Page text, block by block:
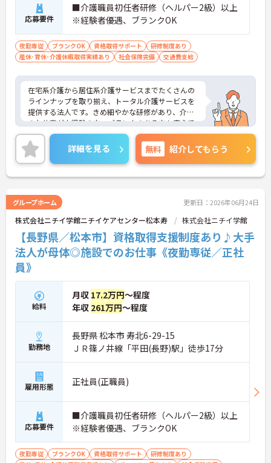
リアアップ制度や、就業後の資格取得を積極的にサ
ポートする体制が整っています。
＜大手・日本生命グループだからこその安定感＞
「全国約1,900カ所を展開し、日本生命グループに
加わった大手企業ならではのコンプライアンスと福
利厚生の充実度が安心の決め手です。基本給に加え
て最大2万円の勤続年数手当や、早朝・夜間・深夜
手当等も支給されるので頑張りが収入に直結しま
す。退職金や退職慰労金制度も整っているため、年
齢を重ねても将来の不安を感じることなく、長く腰
を据えて働き続けられる環境です。
応募要件
■介護職員初任者研修（ヘルパー2級）以上
※経験者優遇、ブランクOK
夜勤専従 ブランクOK 資格取得サポート
研修制度あり
産休･育休･介護休暇取得実績あり
社会保険完備 交通費支給
在宅系介護から居住系介護サービスまでたくさんの
ラインナップを取り揃え、トータル介護サービスを
提供する法人です。きめ細やかな研修があり、介護
のお仕事が未経験の方、ブランクのある方も安心で
す。ご興味ある方には、面接対策ポイントなど、さ
らに詳細をお話しいたしますのでお気軽にご相談く
ださい！
詳細を見る 無料 紹介してもらう
グループホーム 更新日：2026年06月24日
株式会社ニチイ学館ニチイケアセンター松本寿 株式会社ニチイ学館
【長野県／松本市】資格取得支援制度あり♪大手
法人が母体◎施設でのお仕事《夜勤専従／正社
員》
給料
月収 17.2万円～程度
年収 261万円～程度
勤務地
長野県 松本市 寿北6-29-15
ＪＲ篠ノ井線「平田(長野)駅」徒歩17分
雇用形態 正社員(正職員)
応募要件
■介護職員初任者研修（ヘルパー2級）以上
※経験者優遇、ブランクOK
夜勤専従 ブランクOK 資格取得サポート
研修制度あり